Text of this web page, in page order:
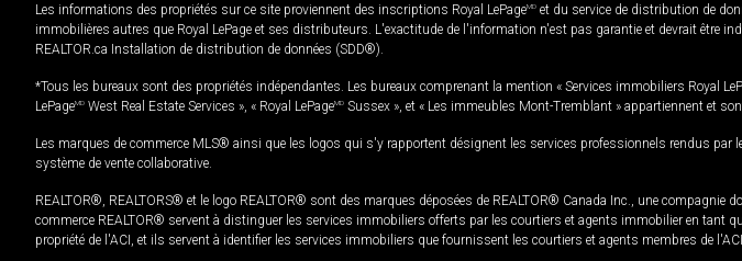
Les informations des propriétés sur ce site proviennent des inscriptions Royal LePageMD et du service de distribution de
immobilières autres que Royal LePage et ses distributeurs. L'exactitude de l'information n'est pas garantie et devrait être
REALTOR.ca Installation de distribution de données (SDD®).
*Tous les bureaux sont des propriétés indépendantes. Les bureaux comprenant la mention « Services immobiliers Royal
LePageMD West Real Estate Services », « Royal LePageMD Sussex », et « Les immeubles Mont-Tremblant » appartiennent et
Les marques de commerce MLS® ainsi que les logos qui s'y rapportent désignent les services professionnels rendus par
système de vente collaborative.
REALTOR®, REALTORS® et le logo REALTOR® sont des marques déposées de REALTOR® Canada Inc., une
commerce REALTOR® servent à distinguer les services immobiliers offerts par les courtiers et agents immobilier en
propriété de l'ACI, et ils servent à identifier les services immobiliers que fournissent les courtiers et agents membres de l'ACI.